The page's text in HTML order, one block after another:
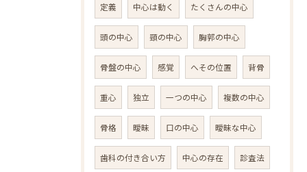
定義 中心は動く たくさんの中心
頭の中心 頸の中心 胸郭の中心
骨盤の中心 感覚 へその位置 背骨
重心 独立 一つの中心 複数の中心
骨格 曖昧 口の中心 曖昧な中心
歯科の付き合い方 中心の存在 診査法